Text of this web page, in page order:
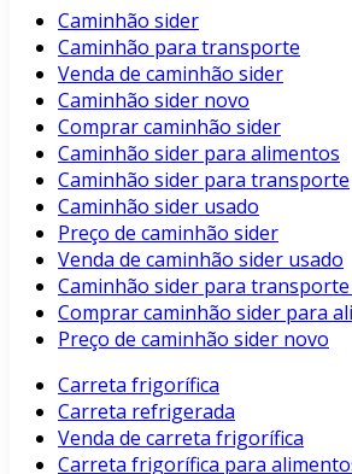
Caminhão sider
Caminhão para transporte
Venda de caminhão sider
Caminhão sider novo
Comprar caminhão sider
Caminhão sider para alimentos
Caminhão sider para transporte
Caminhão sider usado
Preço de caminhão sider
Venda de caminhão sider usado
Caminhão sider para
Comprar caminhão sider para
Preço de caminhão sider novo
Carreta frigorífica
Carreta refrigerada
Venda de carreta frigorífica
Carreta frigorífica para